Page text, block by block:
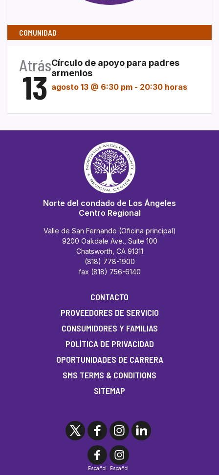
COMUNIDAD
Atrás
13
Círculo de apoyo para padres
armenios
agosto 13 @ 6:30 pm - 20:30 horas
Norte del condado de Los Ángeles
Centro Regional
Valle de San Fernando (Oficina principal)
9200 Oakdale Ave., Suite 100
Chatsworth, CA 91311
(818) 778-1900
fax (818) 756-6140
CONTACTO
PROVEEDORES DE SERVICIO
CONSUMIDORES Y FAMILIAS
POLÍTICA DE PRIVACIDAD
OPORTUNIDADES DE CARRERA
SMS TERMS & CONDITIONS
SITEMAP
Español Español